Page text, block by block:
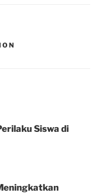
Siswa di